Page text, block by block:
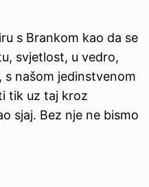
s Brankom kao da se
svjetlost, u vedro,
s našom jedinstvenom
tik uz taj kroz
sjaj. Bez nje ne bismo